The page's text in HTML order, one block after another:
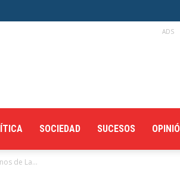
ADS
SOCIEDAD SUCESOS
de La...